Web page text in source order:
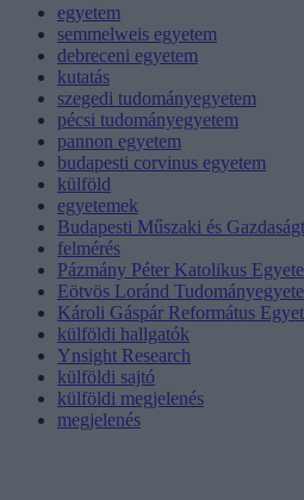
egyetem
semmelweis egyetem
debreceni egyetem
kutatás
szegedi tudományegyetem
pécsi tudományegyetem
pannon egyetem
budapesti corvinus egyetem
külföld
egyetemek
Budapesti Műszaki és
felmérés
Pázmány Péter Katolikus
Eötvös Loránd
Károli Gáspár Református
külföldi hallgatók
Ynsight Research
külföldi sajtó
külföldi megjelenés
megjelenés